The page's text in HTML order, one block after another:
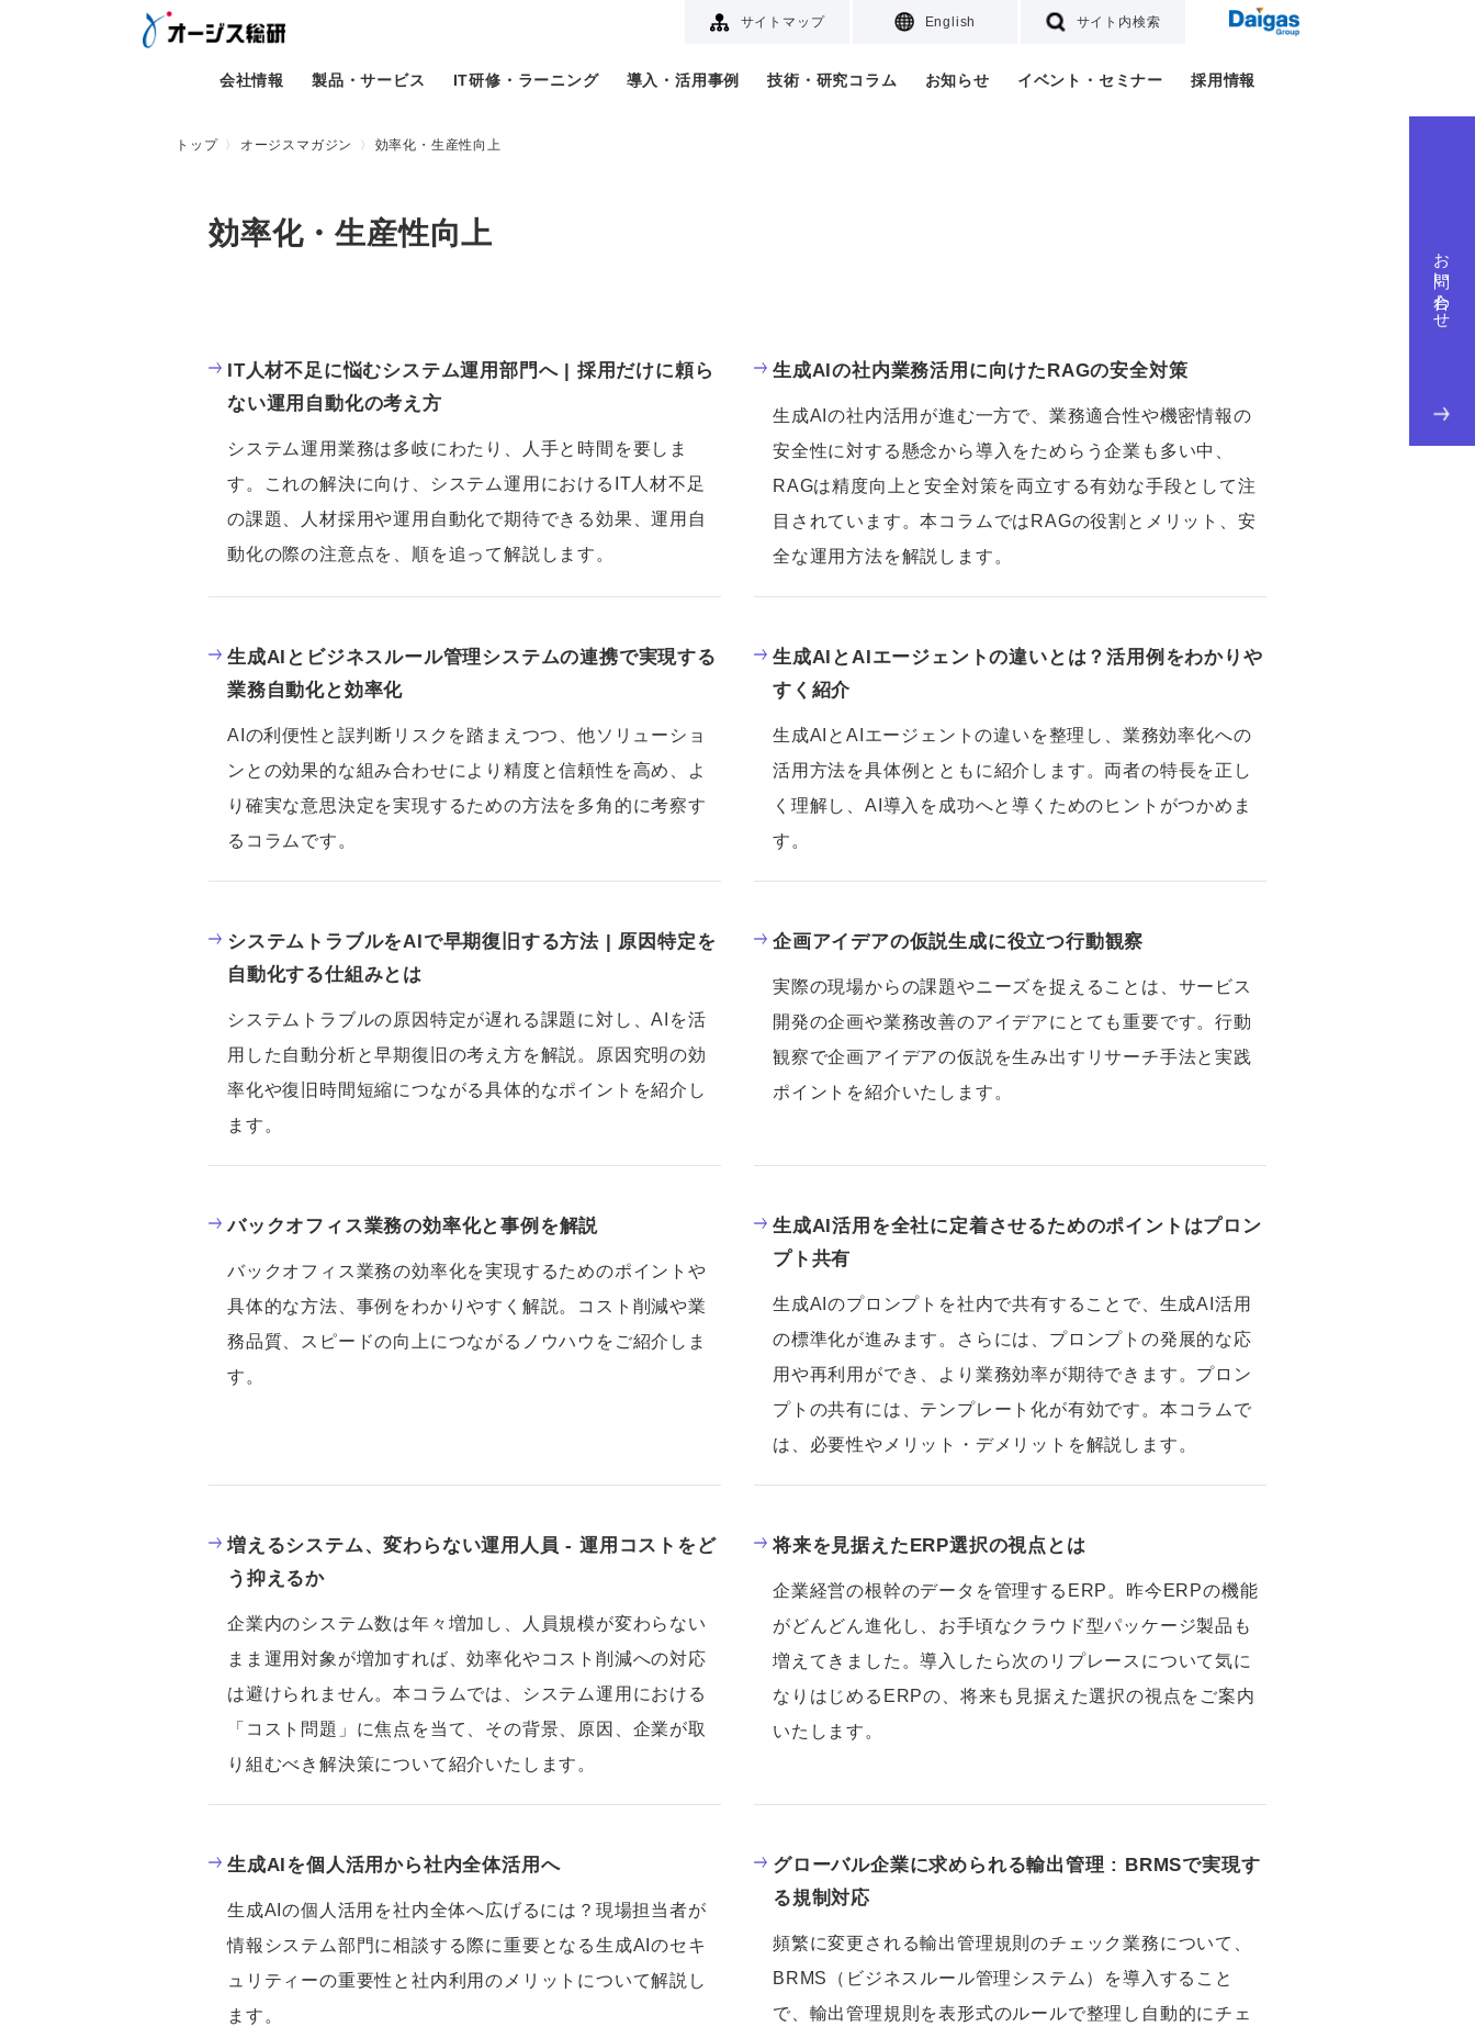
サイトマップ English サイト内検索
会社情報 製品・サービス IT研修・ラーニング 導入・活用事例 技術・研究コラム お知らせ イベント・セミナー 採用情報
お問い合わせ
トップ オージスマガジン 効率化・生産性向上
効率化・生産性向上
IT人材不足に悩むシステム運用部門へ | 採用だけに頼ら
ない運用自動化の考え方
システム運用業務は多岐にわたり、人手と時間を要しま
す。これの解決に向け、システム運用におけるIT人材不足
の課題、人材採用や運用自動化で期待できる効果、運用自
動化の際の注意点を、順を追って解説します。
生成AIの社内業務活用に向けたRAGの安全対策
生成AIの社内活用が進む一方で、業務適合性や機密情報の
安全性に対する懸念から導入をためらう企業も多い中、
RAGは精度向上と安全対策を両立する有効な手段として注
目されています。本コラムではRAGの役割とメリット、安
全な運用方法を解説します。
生成AIとビジネスルール管理システムの連携で実現する
業務自動化と効率化
AIの利便性と誤判断リスクを踏まえつつ、他ソリューショ
ンとの効果的な組み合わせにより精度と信頼性を高め、よ
り確実な意思決定を実現するための方法を多角的に考察す
るコラムです。
生成AIとAIエージェントの違いとは？活用例をわかりや
すく紹介
生成AIとAIエージェントの違いを整理し、業務効率化への
活用方法を具体例とともに紹介します。両者の特長を正し
く理解し、AI導入を成功へと導くためのヒントがつかめま
す。
システムトラブルをAIで早期復旧する方法 | 原因特定を
自動化する仕組みとは
システムトラブルの原因特定が遅れる課題に対し、AIを活
用した自動分析と早期復旧の考え方を解説。原因究明の効
率化や復旧時間短縮につながる具体的なポイントを紹介し
ます。
企画アイデアの仮説生成に役立つ行動観察
実際の現場からの課題やニーズを捉えることは、サービス
開発の企画や業務改善のアイデアにとても重要です。行動
観察で企画アイデアの仮説を生み出すリサーチ手法と実践
ポイントを紹介いたします。
バックオフィス業務の効率化と事例を解説
バックオフィス業務の効率化を実現するためのポイントや
具体的な方法、事例をわかりやすく解説。コスト削減や業
務品質、スピードの向上につながるノウハウをご紹介しま
す。
生成AI活用を全社に定着させるためのポイントはプロン
プト共有
生成AIのプロンプトを社内で共有することで、生成AI活用
の標準化が進みます。さらには、プロンプトの発展的な応
用や再利用ができ、より業務効率が期待できます。プロン
プトの共有には、テンプレート化が有効です。本コラムで
は、必要性やメリット・デメリットを解説します。
増えるシステム、変わらない運用人員 - 運用コストをど
う抑えるか
企業内のシステム数は年々増加し、人員規模が変わらない
まま運用対象が増加すれば、効率化やコスト削減への対応
は避けられません。本コラムでは、システム運用における
「コスト問題」に焦点を当て、その背景、原因、企業が取
り組むべき解決策について紹介いたします。
将来を見据えたERP選択の視点とは
企業経営の根幹のデータを管理するERP。昨今ERPの機能
がどんどん進化し、お手頃なクラウド型パッケージ製品も
増えてきました。導入したら次のリプレースについて気に
なりはじめるERPの、将来も見据えた選択の視点をご案内
いたします。
生成AIを個人活用から社内全体活用へ
生成AIの個人活用を社内全体へ広げるには？現場担当者が
情報システム部門に相談する際に重要となる生成AIのセキ
ュリティーの重要性と社内利用のメリットについて解説し
ます。
グローバル企業に求められる輸出管理 : BRMSで実現す
る規制対応
頻繁に変更される輸出管理規則のチェック業務について、
BRMS（ビジネスルール管理システム）を導入すること
で、輸出管理規則を表形式のルールで整理し自動的にチェ